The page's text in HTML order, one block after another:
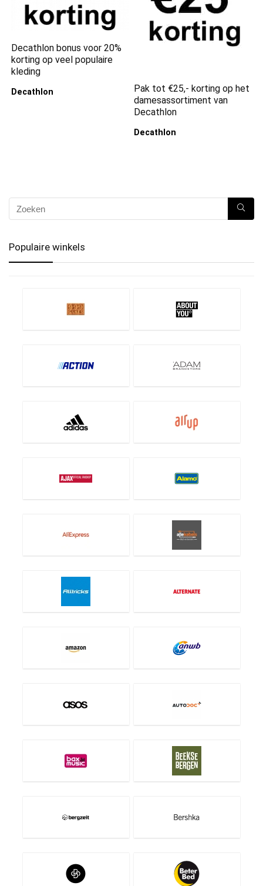
Decathlon bonus voor 20%
korting op veel populaire
kleding
Decathlon
Pak tot €25,- korting op het
damesassortiment van
Decathlon
Decathlon
Populaire winkels